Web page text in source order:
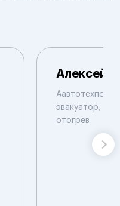
Алексей
эвакуатор,
отогрев